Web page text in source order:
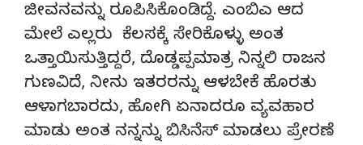
ಜೀವನವನ್ನು ರೂಪಿಸಿಕೊಂಡಿದ್ದೆ. ಎಂಬಿಎ ಆದ
ಮೇಲೆ ಎಲ್ಲರು ಕೆಲಸಕ್ಕೆ ಸೇರಿಕೊಳ್ಳು ಅಂತ
ಒತ್ತಾಯಿಸುತ್ತಿದ್ದರೆ, ದೊಡ್ಡಪ್ಪಮಾತ್ರ ನಿನ್ನಲಿ ರಾಜನ
ಗುಣವಿದೆ, ನೀನು ಇತರರನ್ನು ಆಳಬೇಕೆ ಹೊರತು
ಆಳಾಗಬಾರದು, ಹೋಗಿ ಏನಾದರೂ ವ್ಯವಹಾರ
ಮಾಡು ಅಂತ ನನ್ನನ್ನು ಬಿಸಿನೆಸ್ ಮಾಡಲು ಪ್ರೇರಣೆ